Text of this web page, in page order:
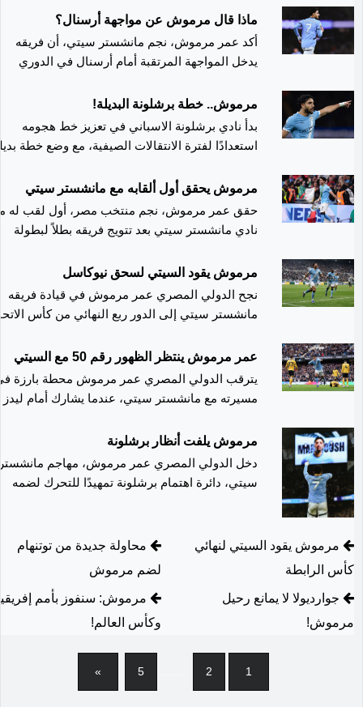
مكان دائم في التشكيلة الأساسية. وشارك الدولي
المصري في 61 مباراة مع فريقه الإنجليزي بمختلف
البطولات، أحرز خلالها 16 هدفًا، فيما سجل 8 أهداف
الماضي. وتشير التقارير إلى أن يوفنتوس يدرس عدة
خيارات لتدعيم هجومه، ويعد مرموش أحد الأسماء
المطروحة بقوة على طاولة النادي، في انتظار ما
الممتاز، مؤكداً أن اللقاء يمثل محطة مهمة في سباق
المنافسة على اللقب.
ماذا قال مرموش عن مواجهة أرسنال؟
أكد عمر مرموش، نجم مانشستر سيتي، أن فريقه
يدخل المواجهة المرتقبة أمام أرسنال في الدوري
الملعب، مشددًا على أن التركيز ينصب فقط على
تحقيق الانتصار دون النظر لأي حسابات أخرى.
مرموش.. خطة برشلونة البديلة!
بدأ نادي برشلونة الاسباني في تعزيز خط هجومه
استعدادًا لفترة الانتقالات الصيفية، مع وضع خطة
جوليان ألفاريز.
مرموش يحقق أول ألقابه مع مانشستر سيتي
حقق عمر مرموش، نجم منتخب مصر، أول لقب له
نادي مانشستر سيتي بعد تتويج فريقه بطلاً لبطولة
أرسنال بهدفين دون رد في المباراة النهائية التي
أقيمت على ملعب ويمبلي بالعاصمة لندن. ولم
مرموش في المباراة النهائية، واكتفى بمراقبة اللقاء
وخلال مشواره في البطولة هذا الموسم، خاض
مرموش ثلاث مباريات سجل خلالها ثلاثة أهداف،
أحرز ثنائية في شباك نيوكاسل يونايتد وهدفًا آخر في
نتائج الفريق قبل الوصول إلى النهائي. ويُذكر أن عمر
مرموش انضم إلى مانشستر سيتي في فترة
الانتقالات الشتوية لعام 2025 قادمًا من آينتراخت
مرموش يقود السيتي لسحق نيوكاسل
نجح الدولي المصري عمر مرموش في قيادة فريقه
مانشستر سيتي إلى الدور ربع النهائي من كأس
في المباراة التي جمعتهما مساء السبت على ملعب
«سانت جيمس بارك» ضمن منافسات الدور الخامس
عمر مرموش ينتظر الظهور رقم 50 مع السيتي
يترقب الدولي المصري عمر مرموش محطة بارزة
مسيرته مع مانشستر سيتي، عندما يشارك أمام ليدز
منافسات الدوري الإنجليزي الممتاز، حيث يقترب من
خوض مباراته رقم 50 بقميص الفريق في مختلف
البطولات
مرموش يلفت أنظار برشلونة
دخل الدولي المصري عمر مرموش، مهاجم
سيتي، دائرة اهتمام برشلونة تمهيدًا للتحرك لضمه
تتماشى مع رؤية الجهاز الفني للموسم الجديد.مرموش يقود السيتي لنهائي
كأس الرابطة
محاولة جديدة من توتنهام
لضم مرموش
جوارديولا لا يمانع رحيل
مرموش!
مرموش: سنفوز بأمم
وكأس العالم!
1
2
5
»